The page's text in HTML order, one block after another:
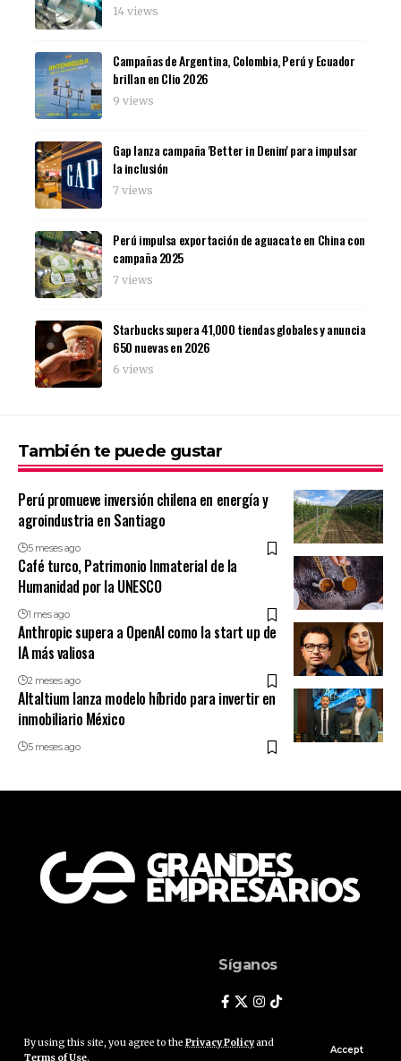
By using this site, you agree to the Privacy Policyand
Terms of Use.
Accept
14 views
Campañas de Argentina, Colombia, Perú y Ecuador
brillan en Clio 2026
9 views
Gap lanza campaña 'Better in Denim' para impulsar
la inclusión
7 views
Perú impulsa exportación de aguacate en China con
campaña 2025
7 views
Starbucks supera 41,000 tiendas globales y anuncia
650 nuevas en 2026
6 views
También te puede gustar
Perú promueve inversión chilena en energía y
agroindustria en Santiago
5 meses ago
Café turco, Patrimonio Inmaterial de la
Humanidad por la UNESCO
1 mes ago
Anthropic supera a OpenAI como la start up de
IA más valiosa
2 meses ago
Altaltium lanza modelo híbrido para invertir en
inmobiliario México
5 meses ago
Síganos